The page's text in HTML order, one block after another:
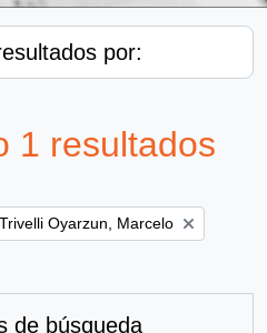
por:
1 resultados
Remove filter:
Trivelli Oyarzun, Marcelo
de búsqueda